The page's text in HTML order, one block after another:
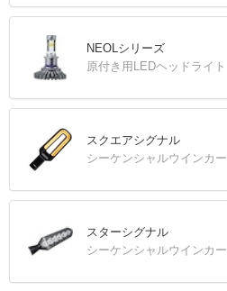
NEOLシリーズ
原付き用LEDヘッドライト
スクエアシグナル
シーケンシャルウインカー
スターシグナル
シーケンシャルウインカー